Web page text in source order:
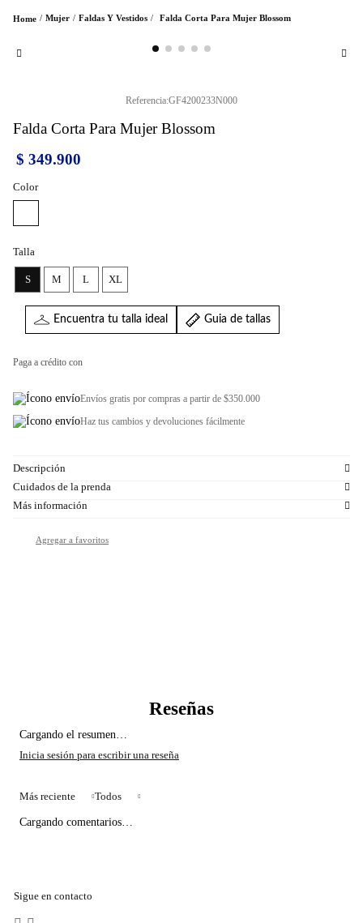
Mujer Faldas Y Vestidos Falda Corta Para Mujer Blossom
Referencia:GF4200233N000
Falda Corta Para Mujer Blossom
$ 349.900
Color
Talla
S M L XL
Encuentra tu talla ideal Guia de tallas
Paga a crédito con
Envíos gratis por compras a partir de $350.000
Haz tus cambios y devoluciones fácilmente
Descripción
Cuidados de la prenda
Más información
Cargando el resumen…
Más reciente Todos
Cargando comentarios…
Sigue en contacto